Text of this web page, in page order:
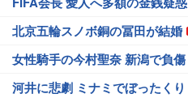
北京五輪スノボ銅の冨田が結婚
女性騎手の今村聖奈 新潟で負傷
河井に悲劇 ミナミでぼったくり